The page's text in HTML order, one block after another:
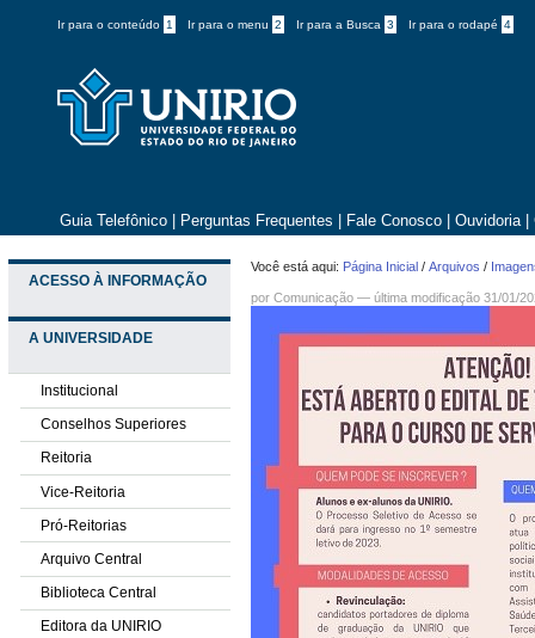
Ir para o conteúdo 1 Ir para o menu 2 Ir para a Busca 3 Ir para o rodapé 4
Guia Telefônico Perguntas Frequentes Fale Conosco Ouvidoria
ACESSO À INFORMAÇÃO
A UNIVERSIDADE
Institucional
Conselhos Superiores
Reitoria
Vice-Reitoria
Pró-Reitorias
Arquivo Central
Biblioteca Central
Editora da UNIRIO
Você está aqui: Página Inicial /Arquivos /
porComunicação —última modificação 31/01/